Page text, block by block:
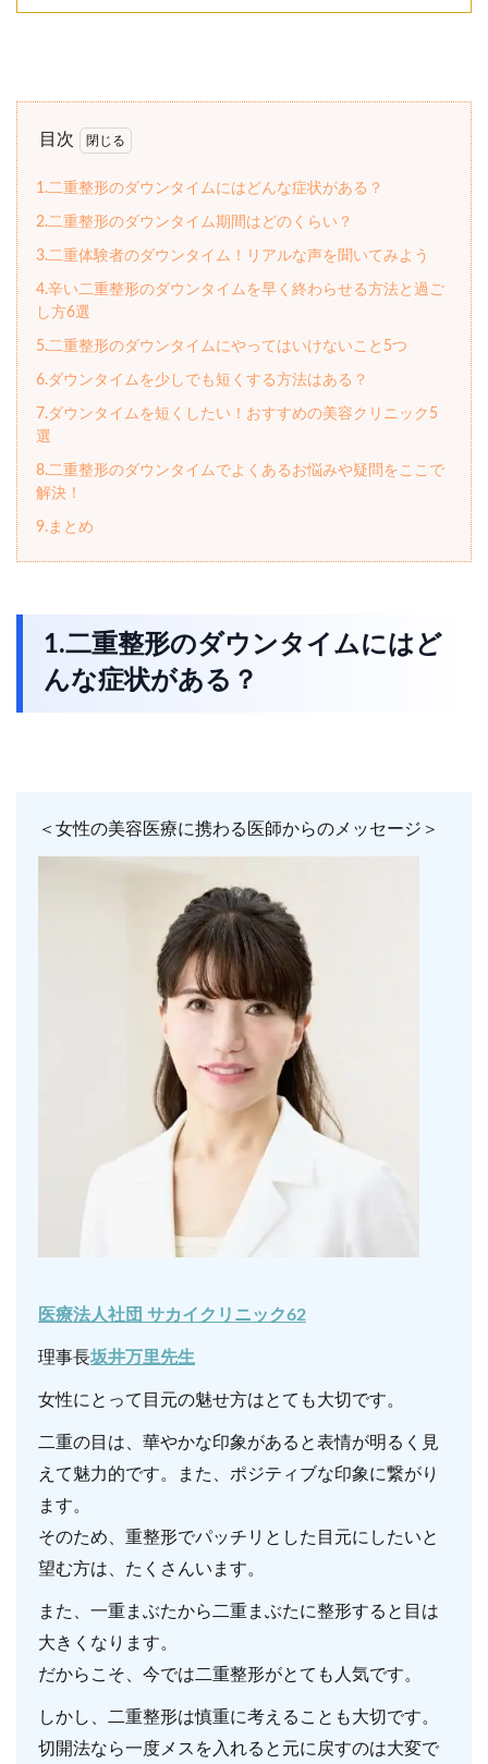
目次
1.二重整形のダウンタイムにはどんな症状がある？
2.二重整形のダウンタイム期間はどのくらい？
3.二重体験者のダウンタイム！リアルな声を聞いてみよう
4.辛い二重整形のダウンタイムを早く終わらせる方法と過ご
し方6選
5.二重整形のダウンタイムにやってはいけないこと5つ
6.ダウンタイムを少しでも短くする方法はある？
7.ダウンタイムを短くしたい！おすすめの美容クリニック5
選
8.二重整形のダウンタイムでよくあるお悩みや疑問をここで
解決！
9.まとめ
1.二重整形のダウンタイムにはど
んな症状がある？
＜女性の美容医療に携わる医師からのメッセージ＞
医療法人社団 サカイクリニック62
理事長坂井万里先生
女性にとって目元の魅せ方はとても大切です。
二重の目は、華やかな印象があると表情が明るく見
えて魅力的です。また、ポジティブな印象に繋がり
ます。
そのため、重整形でパッチリとした目元にしたいと
望む方は、たくさんいます。
また、一重まぶたから二重まぶたに整形すると目は
大きくなります。
だからこそ、今では二重整形がとても人気です。
しかし、二重整形は慎重に考えることも大切です。
切開法なら一度メスを入れると元に戻すのは大変で